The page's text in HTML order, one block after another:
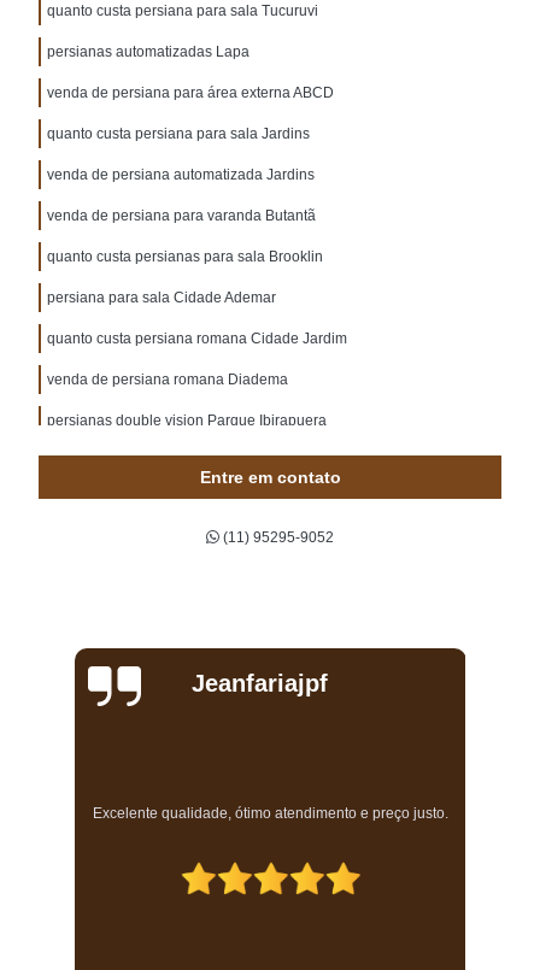
quanto custa persiana para sala Tucuruvi
persianas automatizadas Lapa
venda de persiana para área externa ABCD
quanto custa persiana para sala Jardins
venda de persiana automatizada Jardins
venda de persiana para varanda Butantã
quanto custa persianas para sala Brooklin
persiana para sala Cidade Ademar
quanto custa persiana romana Cidade Jardim
venda de persiana romana Diadema
persianas double vision Parque Ibirapuera
persiana de madeira Vila Morumbi
venda de persiana para cozinha Vila Sônia
persianas para quarto Mandaqui
quanto custa persiana rolo Jardim Europa
persiana de madeira Bairro do Limão
venda de persiana double vision Vila Leopoldina
Entre em contato
(11) 95295-9052
Jeanfariajpf
Excelente qualidade, ótimo atendimento e preço justo.